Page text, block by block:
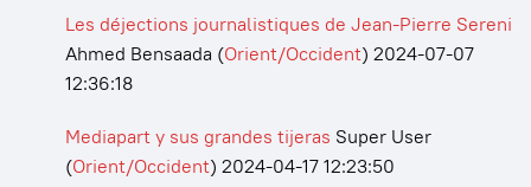
Les déjections journalistiques de Jean-Pierre Sereni
Ahmed Bensaada (Orient/Occident) 2024-07-07
12:36:18
Mediapart y sus grandes tijeras Super User
(Orient/Occident) 2024-04-17 12:23:50